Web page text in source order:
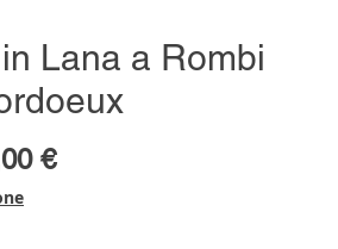
Lana a Rombi
€Prezzo